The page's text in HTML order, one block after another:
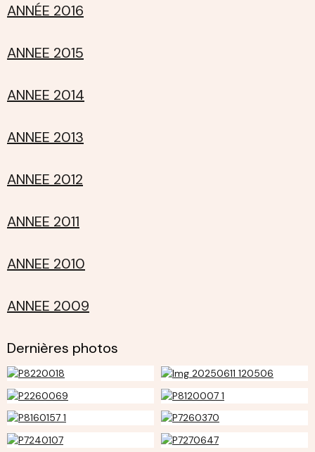
ANNÉE 2016
ANNEE 2015
ANNEE 2014
ANNEE 2013
ANNEE 2012
ANNEE 2011
ANNEE 2010
ANNEE 2009
Dernières photos